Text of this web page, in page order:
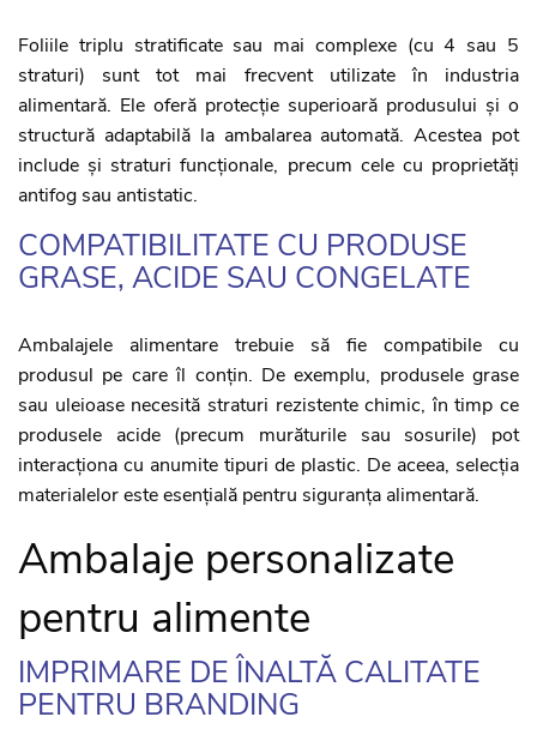
Foliile triplu stratificate sau mai complexe (cu 4 sau 5
straturi) sunt tot mai frecvent utilizate în industria
alimentară. Ele oferă protecție superioară produsului și o
structură adaptabilă la ambalarea automată. Acestea pot
include și straturi funcționale, precum cele cu proprietăți
antifog sau antistatic.
COMPATIBILITATE CU PRODUSE
GRASE, ACIDE SAU CONGELATE
Ambalajele alimentare trebuie să fie compatibile cu
produsul pe care îl conțin. De exemplu, produsele grase
sau uleioase necesită straturi rezistente chimic, în timp ce
produsele acide (precum murăturile sau sosurile) pot
interacționa cu anumite tipuri de plastic. De aceea, selecția
materialelor este esențială pentru siguranța alimentară.
Ambalaje personalizate
pentru alimente
IMPRIMARE DE ÎNALTĂ CALITATE
PENTRU BRANDING